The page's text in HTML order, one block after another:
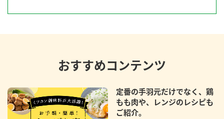
おすすめコンテンツ
定番の手羽元だけでなく、鶏
もも肉や、レンジのレシピも
ご紹介。